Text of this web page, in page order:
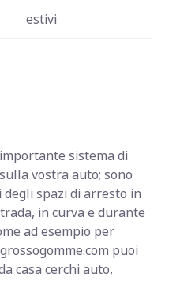
estivi
sistema di
vostra auto; sono
spazi di arresto in
in curva e durante
ad esempio per
puoi
casa cerchi auto,